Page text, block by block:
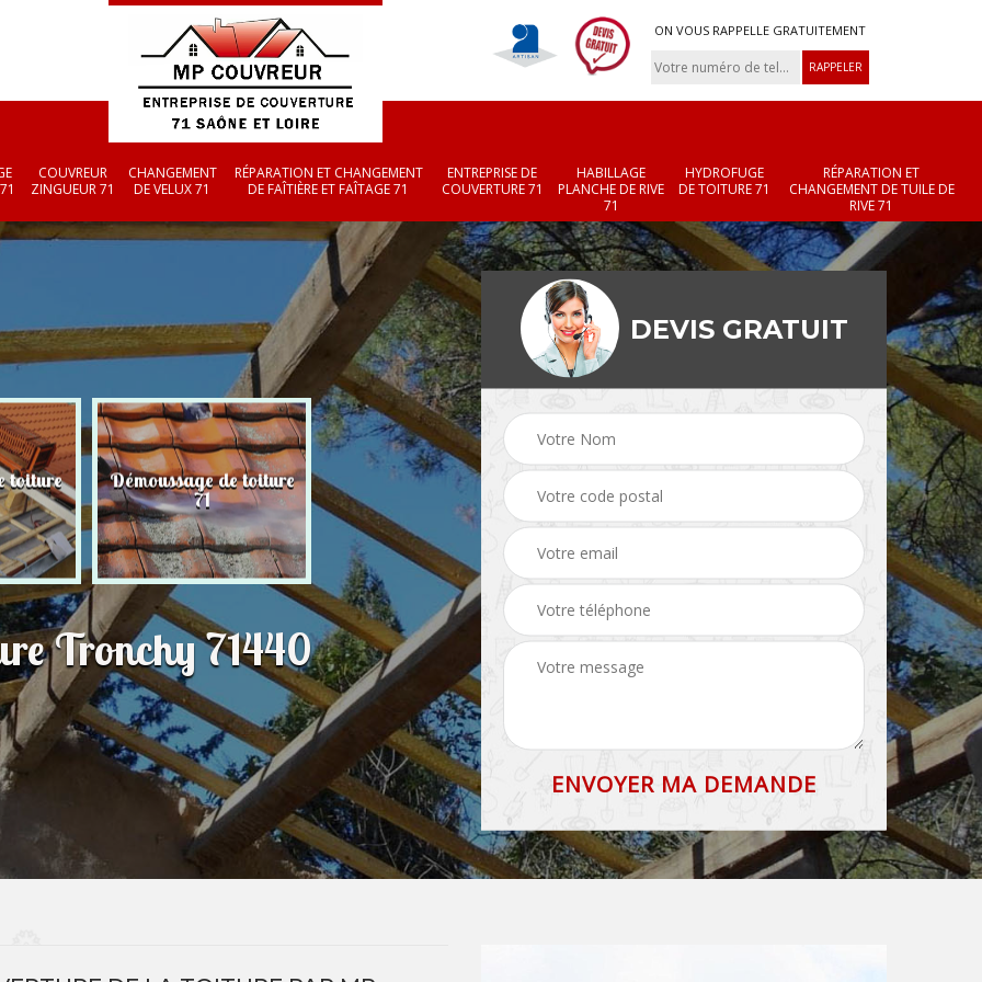
ON VOUS RAPPELLE GRATUITEMENT
COUVREUR
ZINGUEUR 71
CHANGEMENT
DE VELUX 71
RÉPARATION ET CHANGEMENT
DE FAÎTIÈRE ET FAÎTAGE 71
ENTREPRISE DE
COUVERTURE 71
HABILLAGE
PLANCHE DE RIVE
71
HYDROFUGE
DE TOITURE 71
RÉPARATION ET
CHANGEMENT DE TUILE DE
RIVE 71
toiture Démoussage de toiture
71 Couvreur zingueur 71 71
Réparation et
changement de
et faîtage 71
Tronchy 71440
DEVIS GRATUIT